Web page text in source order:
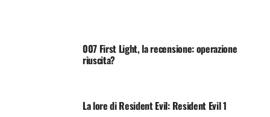
007 First Light, la recensione: operazione
riuscita?
La lore di Resident Evil: Resident Evil 1